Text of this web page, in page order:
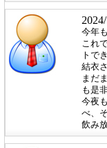
今年
これ
トで
結衣
まだ
も是
今夜
べ、
飲み